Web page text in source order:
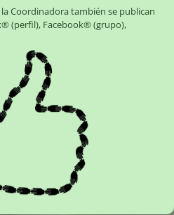
Coordinadora también se publican
(perfil), Facebook® (grupo),